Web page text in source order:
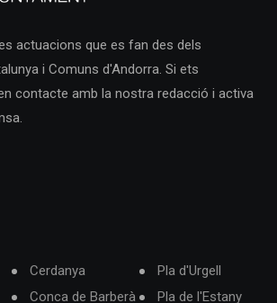
actuacions que es fan des dels
i Comuns d'Andorra. Si ets
contacte amb la nostra redacció i activa
Cerdanya
Conca de Barberà
Pla d'Urgell
Pla de l'Estany